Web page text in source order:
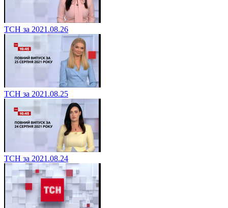
ТСН за 2021.08.26
ТСН за 2021.08.25
ТСН за 2021.08.24